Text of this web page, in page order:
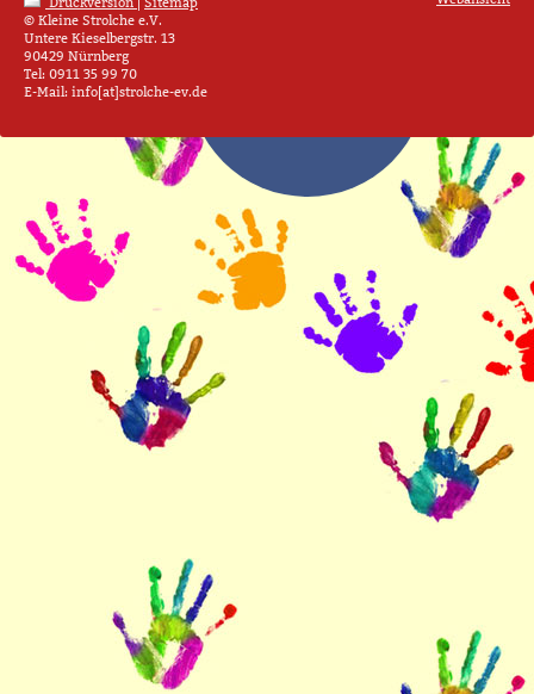
© Kleine Strolche e.V.
Untere Kieselbergstr. 13
90429 Nürnberg
Tel: 0911 35 99 70
E-Mail: info[at]strolche-ev.de